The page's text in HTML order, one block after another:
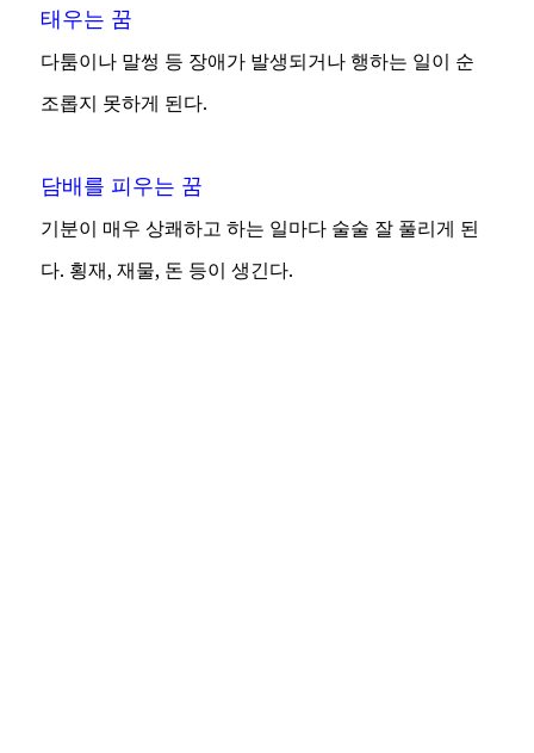
태우는 꿈
다툼이나 말썽 등 장애가 발생되거나 행하는 일이 순
조롭지 못하게 된다.
담배를 피우는 꿈
기분이 매우 상쾌하고 하는 일마다 술술 잘 풀리게 된
다. 횡재, 재물, 돈 등이 생긴다.